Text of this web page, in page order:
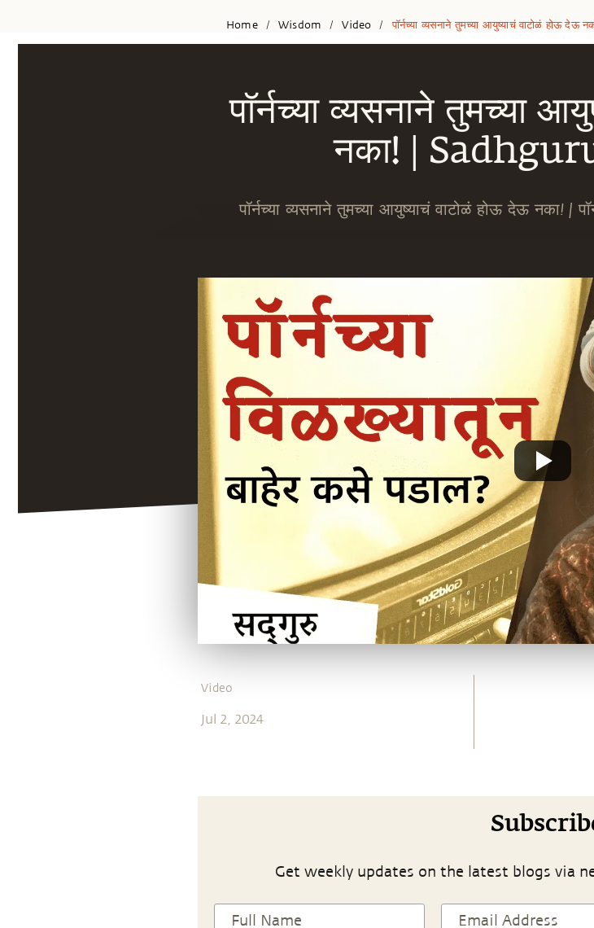
Home / Wisdom / Video / पॉर्नच्या व्यसनाने तुमच्या आयुष्याचं वाटोळं होऊ
पॉर्नच्या व्यसनाने तुमच्या
नका! |
पॉर्नच्या व्यसनाने तुमच्या आयुष्याचं वाटोळं होऊ देऊ नका! |
Video
Jul 2, 2024
Get weekly updates on the latest blogs via